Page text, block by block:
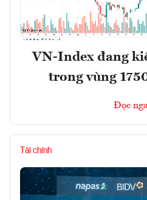
VN-Index đang
trong vùng
Đọc
Tài chính